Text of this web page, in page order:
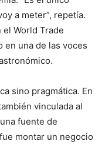
a meter”, repetía.
World Trade
en una de las voces
sino pragmática. En
vinculada al
fuente de
montar un negocio